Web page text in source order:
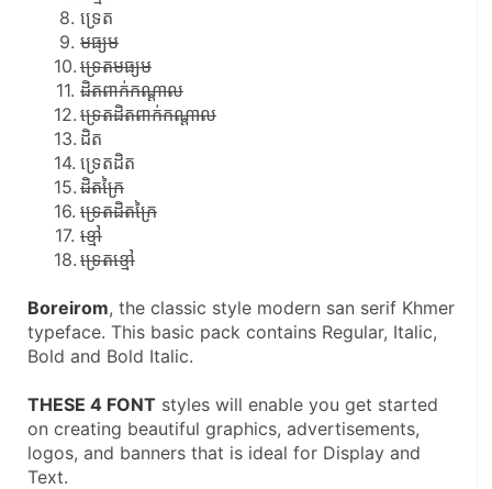
ទ្រេត
មធ្យម
ទ្រេតមធ្យម
ដិតពាក់កណ្ដាល
ទ្រេតដិតពាក់កណ្ដាល
ដិត
ទ្រេតដិត
ដិតក្រៃ
ទ្រេតដិតក្រៃ
ខ្មៅ
ទ្រេតខ្មៅ
Boreirom, the classic style modern san serif Khmer
typeface. This basic pack contains Regular, Italic,
Bold and Bold Italic.
THESE 4 FONT styles will enable you​ get started
on creating beautiful graphics, advertisements,
logos, and banners that is ideal for Display and
Text.